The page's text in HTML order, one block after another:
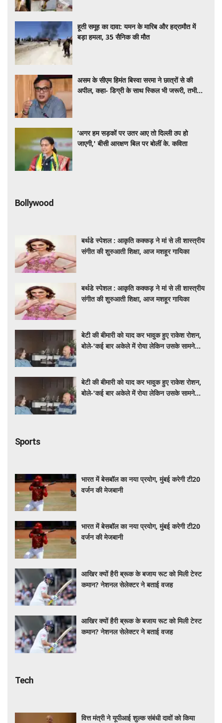
हूती समूह का दावा: यमन के मारिब और हद्रामौत में
बड़ा हमला, 35 सैनिक की मौत
असम के सीएम हिमंत बिस्वा सरमा ने छात्रों से की
अपील, कहा- डिग्री के साथ स्किल भी जरूरी, तभी
‘अगर हम सड़कों पर उतर आए तो दिल्ली ठप हो
जाएगी,' बीसी आरक्षण बिल पर बोलीं के. कविता
Bollywood
बर्थडे स्पेशल : आकृति कक्कड़ ने मां से ली शास्त्रीय
संगीत की शुरुआती शिक्षा, आज मशहूर गायिका
बर्थडे स्पेशल : आकृति कक्कड़ ने मां से ली शास्त्रीय
संगीत की शुरुआती शिक्षा, आज मशहूर गायिका
बेटी की बीमारी को याद कर भावुक हुए राकेश रोशन,
बोले-'कई बार अकेले में रोया लेकिन उसके सामने
बेटी की बीमारी को याद कर भावुक हुए राकेश रोशन,
बोले-'कई बार अकेले में रोया लेकिन उसके सामने
Sports
भारत में बेसबॉल का नया प्रयोग, मुंबई करेगी टी20
वर्जन की मेजबानी
भारत में बेसबॉल का नया प्रयोग, मुंबई करेगी टी20
वर्जन की मेजबानी
आखिर क्यों हैरी ब्रूक के बजाय रूट को मिली टेस्ट
कमान? नेशनल सेलेक्टर ने बताई वजह
आखिर क्यों हैरी ब्रूक के बजाय रूट को मिली टेस्ट
कमान? नेशनल सेलेक्टर ने बताई वजह
Tech
वित्त मंत्री ने यूपीआई शुल्क संबंधी दावों को किया